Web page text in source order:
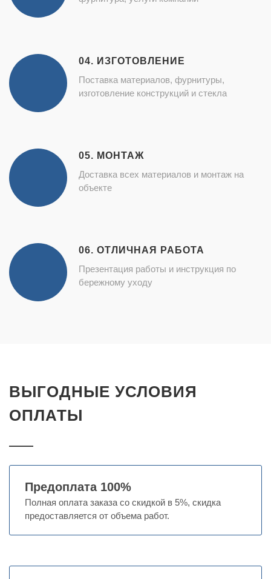
04. ИЗГОТОВЛЕНИЕ
Поставка материалов, фурнитуры,
изготовление конструкций и стекла
05. МОНТАЖ
Доставка всех материалов и монтаж на
объекте
06. ОТЛИЧНАЯ РАБОТА
Презентация работы и инструкция по
бережному уходу
ВЫГОДНЫЕ УСЛОВИЯ
ОПЛАТЫ
Предоплата 100%
Полная оплата заказа со скидкой в 5%, скидка
предоставляется от объема работ.